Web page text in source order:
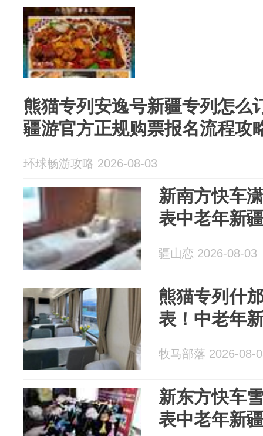
熊猫专列安逸号新疆专列怎么
疆游官方正规购票报名流程攻
环球畅游攻略 2026-08-03
新南方快车
表中老年新
疆山恋 2026-08-03
熊猫专列什
表！中老年
牧马部落 2026-08-
新东方快车
表中老年新